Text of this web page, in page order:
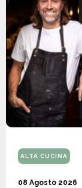
ALTA CUCINA
08 Agosto 2026